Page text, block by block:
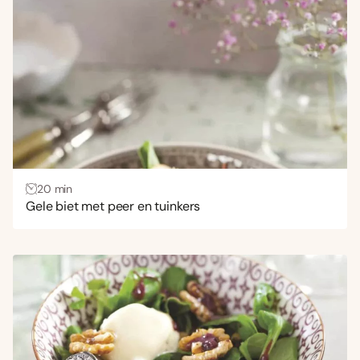
(4)
Bijgerecht
(230)
Borrelhapjes en snacks
(5)
Brunch
(55)
Dranken
(4)
Hoofdgerecht
Nagerecht
Ontbijt
Voorgerecht
(239)
Wensen
20 min
Gele biet met peer en tuinkers